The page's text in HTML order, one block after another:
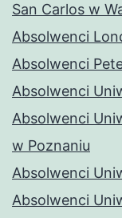
San Carlos w
Absolwenci
Absolwenci
Absolwenci
Absolwenci
w Poznaniu
Absolwenci
Absolwenci